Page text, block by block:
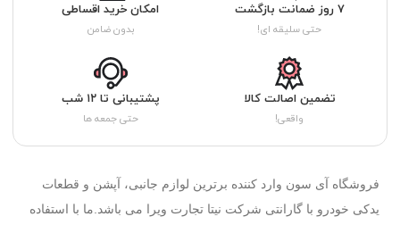
7 روز ضمانت بازگشت
حتی سلیقه ای!
امکان خرید اقساطی
بدون ضامن
تضمین اصالت کالا
واقعی!
پشتیبانی تا ۱۲ شب
حتی جمعه ها
فروشگاه آی سون وارد کننده برترین لوازم جانبی، آپشن و قطعات
یدکی خودرو با گارانتی شرکت نیتا تجارت ویرا می باشد.ما با استفاده